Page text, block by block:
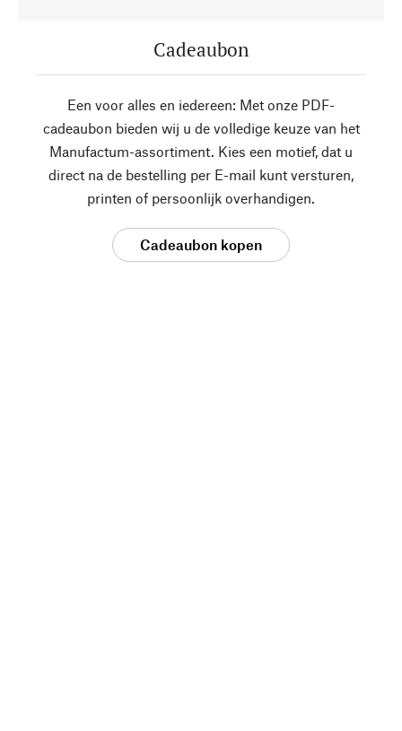
Cadeaubon
Een voor alles en iedereen: Met onze PDF-
cadeaubon bieden wij u de volledige keuze van het
Manufactum-assortiment. Kies een motief, dat u
direct na de bestelling per E-mail kunt versturen,
printen of persoonlijk overhandigen.
Cadeaubon kopen